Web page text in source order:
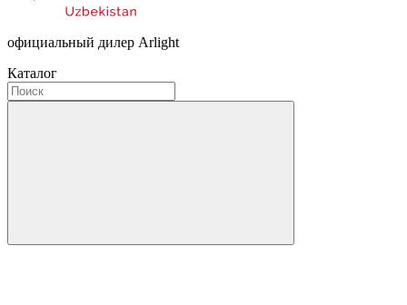
официальный дилер Arlight
Каталог